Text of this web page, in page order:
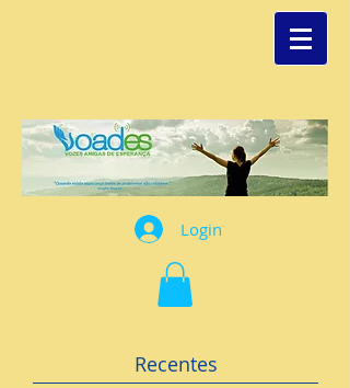
Login
Recentes